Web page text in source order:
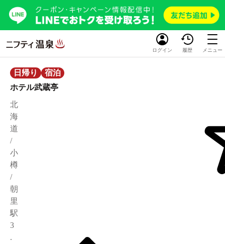
ログイン 履歴 メニュー
日帰り
宿泊
ホテル武蔵亭
北
海
道
/
小
樽
/
朝
里
駅
3
.